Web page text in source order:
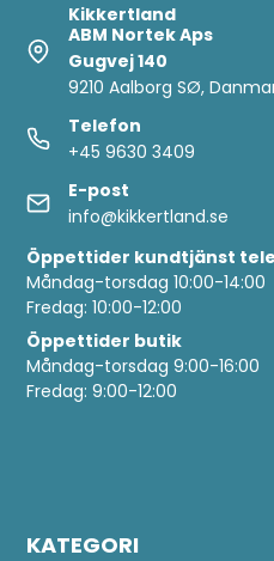
Kikkertland
ABM Nortek Aps
Gugvej 140
9210 Aalborg SØ,
Telefon
+45 9630 3409
E-post
info@kikkertland.se
Öppettider kundtjänst
Måndag-torsdag 10:00-14:00
Fredag: 10:00-12:00
Öppettider butik
Måndag-torsdag 9:00-16:00
Fredag: 9:00-12:00
KATEGORI